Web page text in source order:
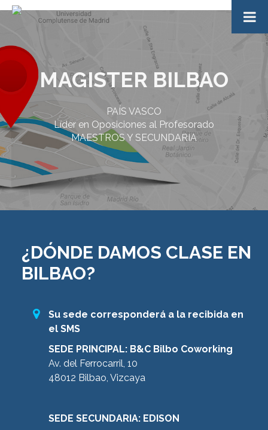
MAGISTER BILBAO
PAÍS VASCO
Líder en Oposiciones al Profesorado
MAESTROS Y SECUNDARIA
¿DÓNDE DAMOS CLASE EN
BILBAO?
Su sede corresponderá a la recibida en
el SMS
SEDE PRINCIPAL: B&C Bilbo Coworking
Av. del Ferrocarril, 10
48012 Bilbao, Vizcaya
SEDE SECUNDARIA: EDISON